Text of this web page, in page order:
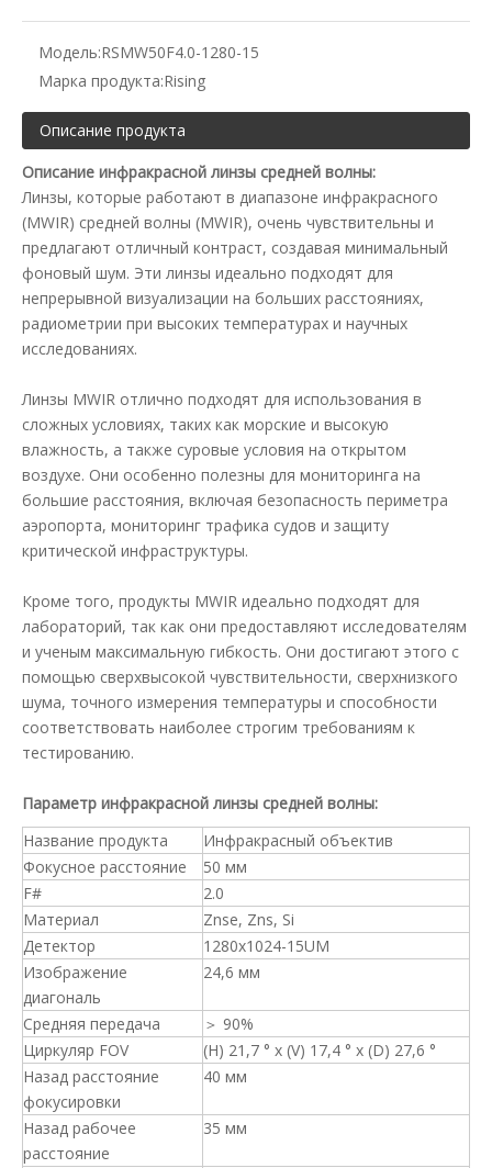
Модель:RSMW50F4.0-1280-15
Марка продукта:Rising
Описание продукта
Описание инфракрасной линзы средней волны:
Линзы, которые работают в диапазоне инфракрасного
(MWIR) средней волны (MWIR), очень чувствительны и
предлагают отличный контраст, создавая минимальный
фоновый шум. Эти линзы идеально подходят для
непрерывной визуализации на больших расстояниях,
радиометрии при высоких температурах и научных
исследованиях.
Линзы MWIR отлично подходят для использования в
сложных условиях, таких как морские и высокую
влажность, а также суровые условия на открытом
воздухе. Они особенно полезны для мониторинга на
большие расстояния, включая безопасность периметра
аэропорта, мониторинг трафика судов и защиту
критической инфраструктуры.
Кроме того, продукты MWIR идеально подходят для
лабораторий, так как они предоставляют исследователям
и ученым максимальную гибкость. Они достигают этого с
помощью сверхвысокой чувствительности, сверхнизкого
шума, точного измерения температуры и способности
соответствовать наиболее строгим требованиям к
тестированию.
Параметр инфракрасной линзы средней волны:
Название продукта
Инфракрасный объектив
Фокусное расстояние
50 мм
F#
2.0
Материал
Znse, Zns, Si
Детектор
1280x1024-15UM
Изображение
диагональ
24,6 мм
Средняя передача
＞ 90%
Циркуляр FOV
(H) 21,7 ° x (V) 17,4 ° x (D) 27,6 °
Назад расстояние
фокусировки
40 мм
Назад рабочее
расстояние
35 мм